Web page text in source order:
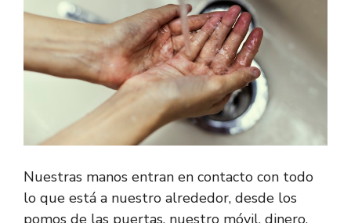
Nuestras manos entran en contacto con todo
lo que está a nuestro alrededor, desde los
pomos de las puertas, nuestro móvil, dinero,